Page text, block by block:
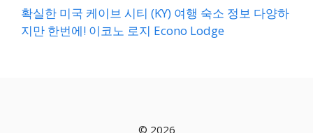
확실한 미국 케이브 시티 (KY) 여행 숙소 정보 다양하
지만 한번에! 이코노 로지 Econo Lodge
© 2026